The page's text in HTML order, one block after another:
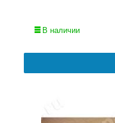
В наличии